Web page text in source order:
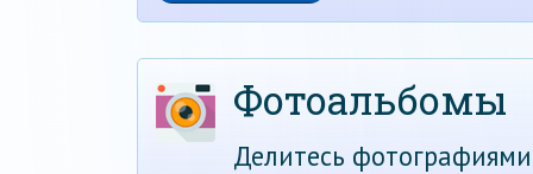
Фотоальбомы
Делитесь